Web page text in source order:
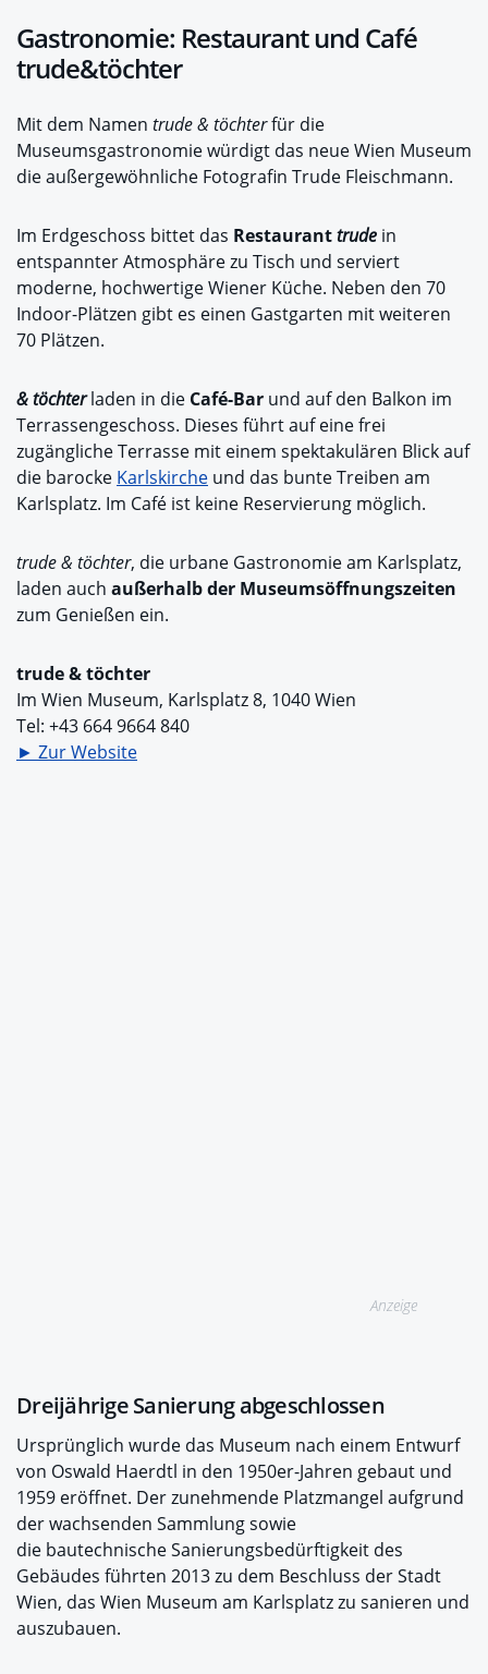
Gastronomie: Restaurant und Café
trude&töchter
Mit dem Namen trude & töchterfür die
Museumsgastronomie würdigt das neue Wien Museum
die außergewöhnliche Fotografin Trude Fleischmann.
Im Erdgeschoss bittet das Restauranttrude in
entspannter Atmosphäre zu Tisch und serviert
moderne, hochwertige Wiener Küche. Neben den 70
Indoor-Plätzen gibt es einen Gastgarten mit weiteren
70 Plätzen.
& töchter laden in die Café-Bar und auf den Balkon im
Terrassengeschoss. Dieses führt auf eine frei
zugängliche Terrasse mit einem spektakulären Blick auf
die barocke Karlskirche und das bunte Treiben am
Karlsplatz. Im Café ist keine Reservierung möglich.
trude & töchter, die urbane Gastronomie am Karlsplatz,
laden auch außerhalb der Museumsöffnungszeiten
zum Genießen ein.
trude & töchter
Im Wien Museum, Karlsplatz 8, 1040 Wien
Tel: +43 664 9664 840
► Zur Website
Anzeige
Dreijährige Sanierung abgeschlossen
Ursprünglich wurde das Museum nach einem Entwurf
von Oswald Haerdtl in den 1950er-Jahren gebaut und
1959 eröffnet. Der zunehmende Platzmangel aufgrund
der wachsenden Sammlung sowie
die bautechnische Sanierungsbedürftigkeit des
Gebäudes führten 2013 zu dem Beschluss der Stadt
Wien, das Wien Museum am Karlsplatz zu sanieren und
auszubauen.